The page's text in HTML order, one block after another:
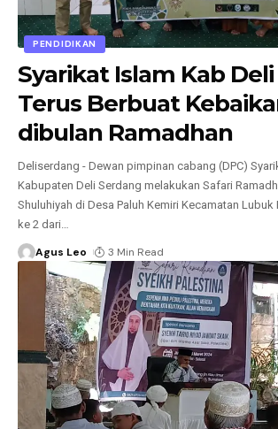
PENDIDIKAN
Syarikat Islam Kab
Terus Berbuat
dibulan Ramadhan
Deliserdang - Dewan pimpinan cabang (DPC)
Kabupaten Deli Serdang melakukan Safari
Shuluhiyah di Desa Paluh Kemiri Kecamatan
ke 2 dari
Agus Leo 3 Min Read